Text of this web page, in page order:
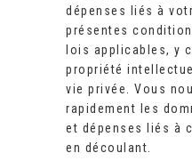
dépenses liés à
présentes
lois applicables, y
propriété
vie privée. Vous
rapidement les
et dépenses liés à
en découlant.